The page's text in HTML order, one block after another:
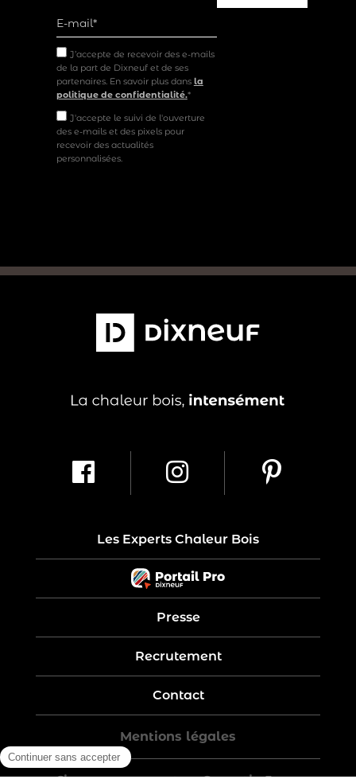
J’accepte de recevoir des e-mails
de la part de Dixneuf et de ses
partenaires. En savoir plus dans la
politique de confidentialité.*
J'accepte le suivi de l'ouverture
des e-mails et des pixels pour
recevoir des actualités
personnalisées.
Les Experts Chaleur Bois
Presse
Recrutement
Contact
Mentions légales